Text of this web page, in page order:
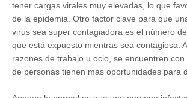
tener cargas virales muy elevadas, lo que
de la epidemia. Otro factor clave para que
virus sea super contagiadora es el número
que está expuesto mientras sea contagiosa.
razones de trabajo u ocio, se encuentren
de personas tienen más oportunidades para